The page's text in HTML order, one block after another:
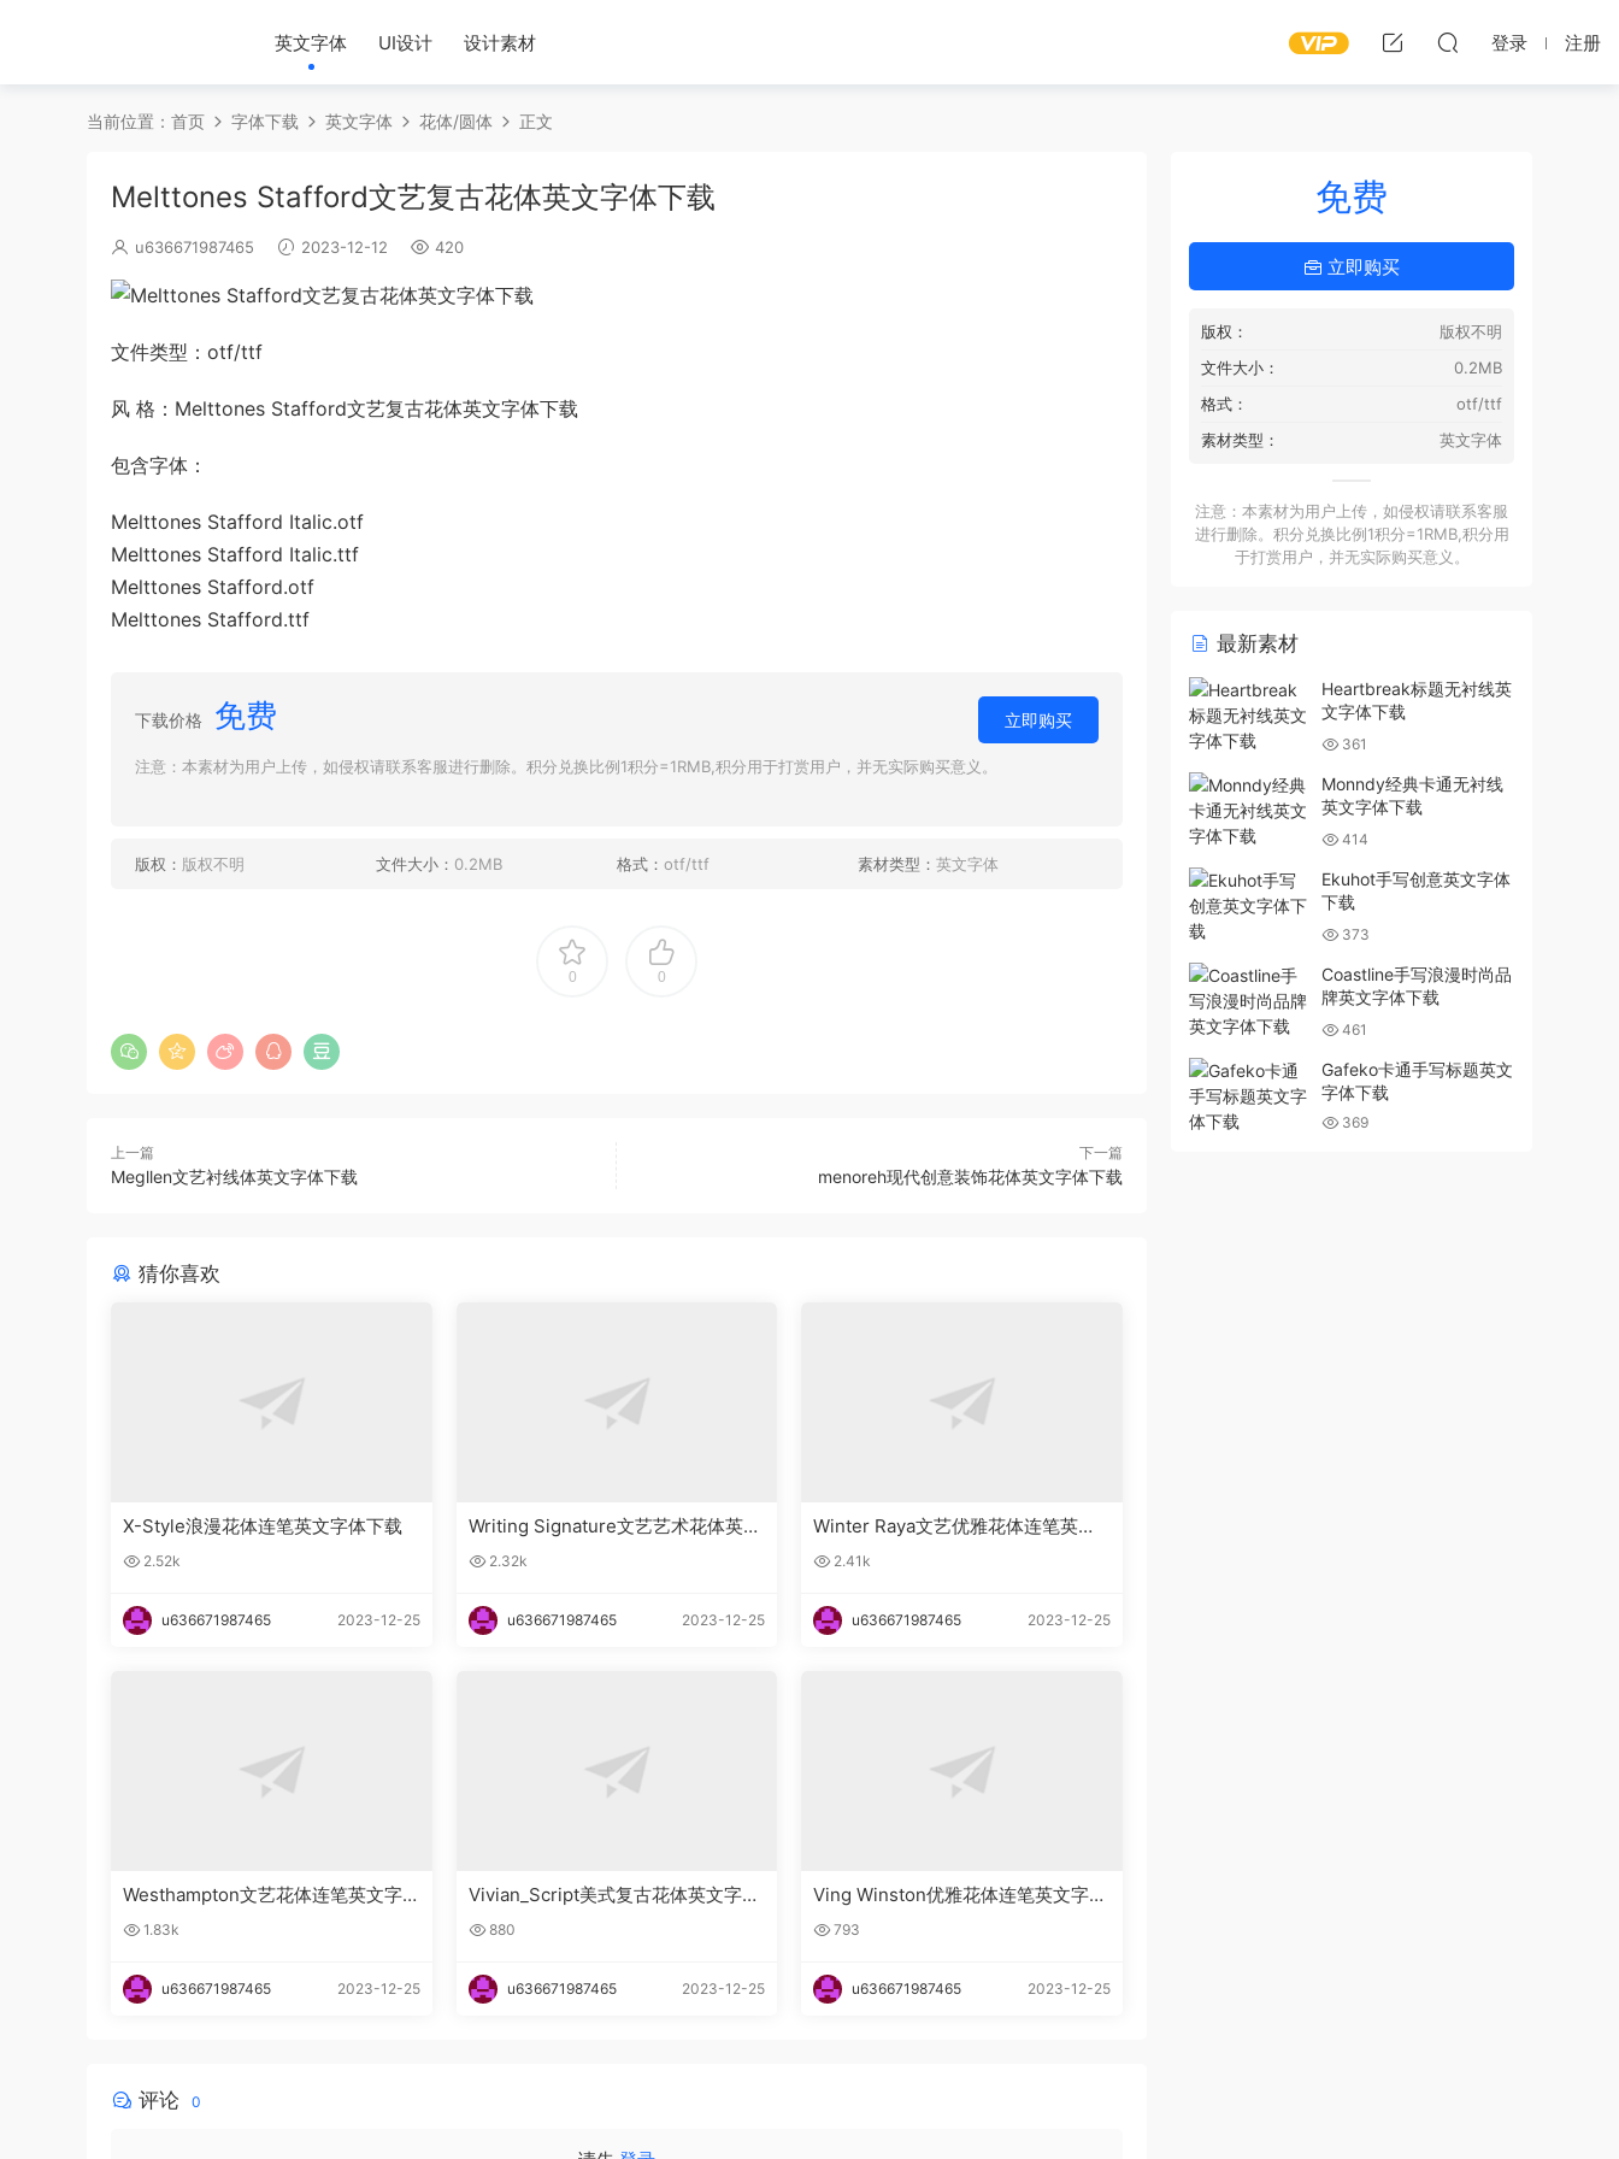
英文字体 UI设计 设计素材 登录 注册
当前位置： 首页 字体下载 英文字体 花体/圆体 正文
Melttones Stafford文艺复古花体英文字体下载
u636671987465 2023-12-12 420
文件类型：otf/ttf
风 格：Melttones Stafford文艺复古花体英文字体下载
包含字体：
Melttones Stafford Italic.otf
Melttones Stafford Italic.ttf
Melttones Stafford.otf
Melttones Stafford.ttf
下载价格 免费 立即购买
注意：本素材为用户上传，如侵权请联系客服进行删除。积分兑换比例1积分=1RMB,积分用于打赏用户，并无实际购买意义。
版权： 版权不明 文件大小： 0.2MB 格式： otf/ttf 素材类型： 英文字体
0 0
上一篇
Megllen文艺衬线体英文字体下载
下一篇
menoreh现代创意装饰花体英文字体下载
猜你喜欢
X-Style浪漫花体连笔英文字体下载
2.52k
u636671987465 2023-12-25
Writing Signature文艺艺术花体英文
字体下载
2.32k
u636671987465 2023-12-25
Winter Raya文艺优雅花体连笔英文
字体下载
2.41k
u636671987465 2023-12-25
Westhampton文艺花体连笔英文字
体下载
1.83k
u636671987465 2023-12-25
Vivian_Script美式复古花体英文字体
下载
880
u636671987465 2023-12-25
Ving Winston优雅花体连笔英文字体
下载793
u636671987465 2023-12-25
评论 0
免费
立即购买
版权：
版权不明
文件大小：
0.2MB
格式：
otf/ttf
素材类型：
英文字体
注意：本素材为用户上传，如侵权请联系客服
进行删除。积分兑换比例1积分=1RMB,积分用
于打赏用户，并无实际购买意义。
最新素材
Heartbreak标题无衬线英
文字体下载
361
Monndy经典卡通无衬线
英文字体下载
414
Ekuhot手写创意英文字体
下载
373
Coastline手写浪漫时尚品
牌英文字体下载
461
Gafeko卡通手写标题英文
字体下载
369